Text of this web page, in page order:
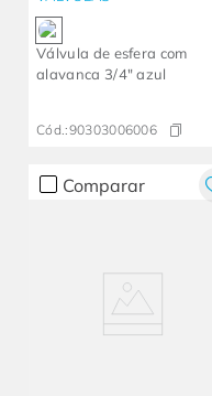
Válvula de esfera com
alavanca 3/4" azul
Cód.:90303006006
Comparar